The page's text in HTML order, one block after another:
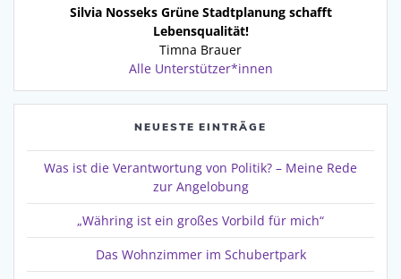
Silvia Nosseks Grüne Stadtplanung schafft
Lebensqualität!
Timna Brauer
Alle Unterstützer*innen
NEUESTE EINTRÄGE
Was ist die Verantwortung von Politik? – Meine Rede
zur Angelobung
„Währing ist ein großes Vorbild für mich“
Das Wohnzimmer im Schubertpark